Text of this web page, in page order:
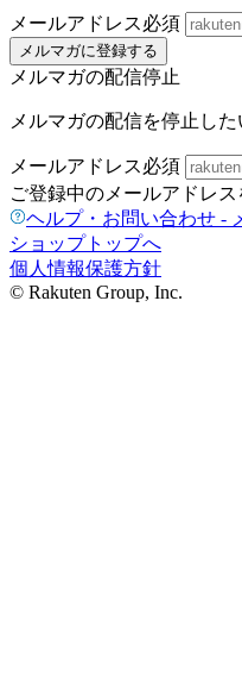
メールアドレス必須
メルマガに登録する
メルマガの配信停止
メルマガの配信を停止し
メールアドレス必須
ご登録中のメールアドレ
ヘルプ・お問い合わせ -
ショップトップへ
個人情報保護方針
© Rakuten Group, Inc.